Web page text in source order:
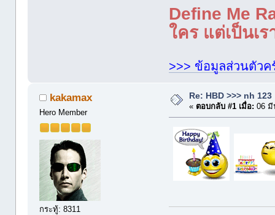
Define Me
ใคร แต่เป็นเ
>>> ข้อมูลส่วนตัวค
kakamax
Hero Member
กระทู้: 8311
Re: HBD >>> nh 123
« ตอบกลับ #1 เมื่อ: 06 มี